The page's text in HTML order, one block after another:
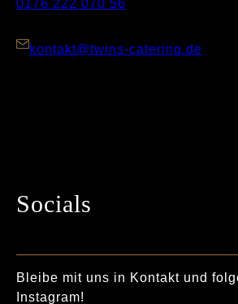
0176 222 070 56
kontakt@twins-catering.de
Socials
Bleibe mit uns in Kontakt und
Instagram!